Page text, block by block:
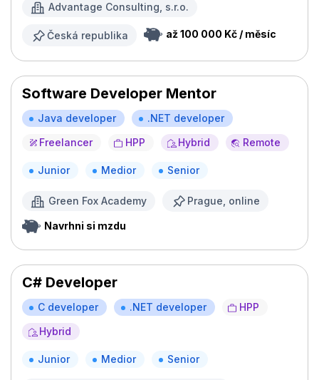
Advantage Consulting, s.r.o.
Česká republika až 100 000 Kč / měsíc
Software Developer Mentor
Java developer
.NET developer
Freelancer
HPP Hybrid Remote
Junior Medior Senior
Green Fox Academy Prague, online
Navrhni si mzdu
C# Developer
C developer .NET developer
HPP
Hybrid
Junior Medior Senior